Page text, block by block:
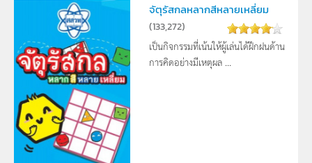
จัตุรัสกลหลากสีหลายเหลี่ยม
(133,272)
เป็นกิจกรรมที่เน้นให้ผู้เล่นได้ฝึกฝนด้าน
การคิดอย่างมีเหตุผล ...